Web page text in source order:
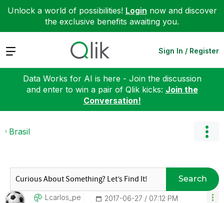
Unlock a world of possibilities! Login now and discover
the exclusive benefits awaiting you.
Expand Sign In / Register
Data Works for AI is here - Join the discussion
and enter to win a pair of Qlik kicks: Join the
Conversation!
Brasil
Search
Lcarlos_pe ‎2017-06-27 07:12 PM